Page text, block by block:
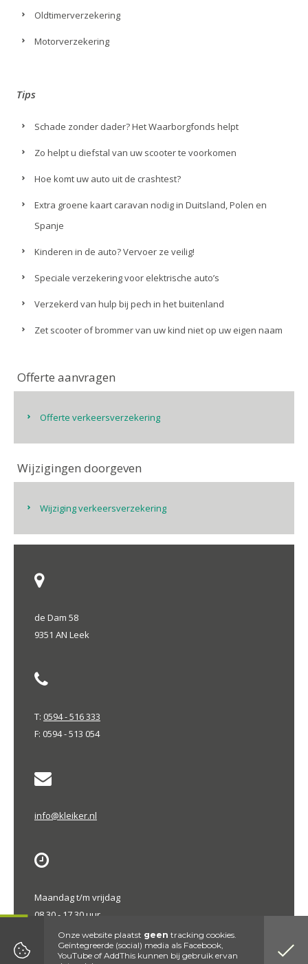
Oldtimerverzekering
Motorverzekering
Tips
Schade zonder dader? Het Waarborgfonds helpt
Zo helpt u diefstal van uw scooter te voorkomen
Hoe komt uw auto uit de crashtest?
Extra groene kaart caravan nodig in Duitsland, Polen en
Spanje
Kinderen in de auto? Vervoer ze veilig!
Speciale verzekering voor elektrische auto’s
Verzekerd van hulp bij pech in het buitenland
Zet scooter of brommer van uw kind niet op uw eigen naam
Offerte aanvragen
Offerte verkeersverzekering
Wijzigingen doorgeven
Wijziging verkeersverzekering
de Dam 58
9351 AN Leek
T: 0594 - 516 333
F: 0594 - 513 054
info@kleiker.nl
Maandag t/m vrijdag
08.30 - 17.30 uur
Kvk nummer 02039096| WFT nummer 12006157|Disclaimer
Privacy
Onze website plaatst geen tracking cookies.
Geïntegreerde (social) media als Facebook,
YouTube of AddThis kunnen bij gebruik ervan